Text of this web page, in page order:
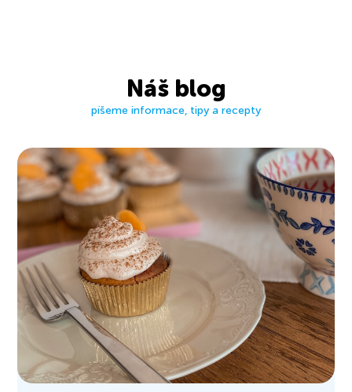
Náš blog
píšeme informace, tipy a recepty